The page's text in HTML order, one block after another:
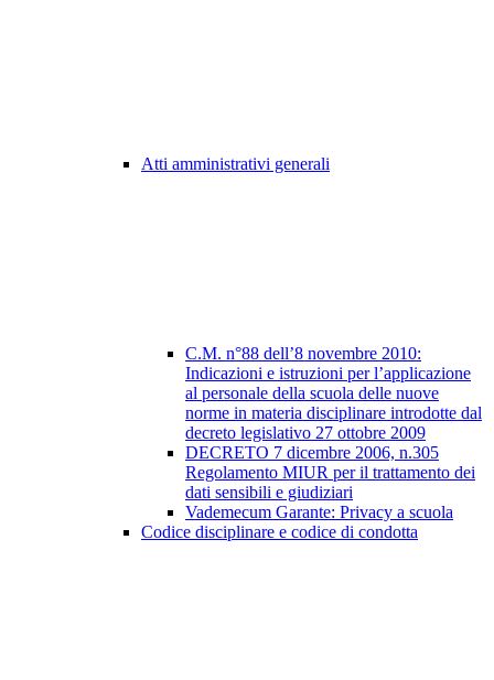
Atti amministrativi generali
C.M. n°88 dell’8 novembre 2010:
Indicazioni e istruzioni per l’applicazione
al personale della scuola delle nuove
norme in materia disciplinare introdotte dal
decreto legislativo 27 ottobre 2009
DECRETO 7 dicembre 2006, n.305
Regolamento MIUR per il trattamento dei
dati sensibili e giudiziari
Vademecum Garante: Privacy a scuola
Codice disciplinare e codice di condotta